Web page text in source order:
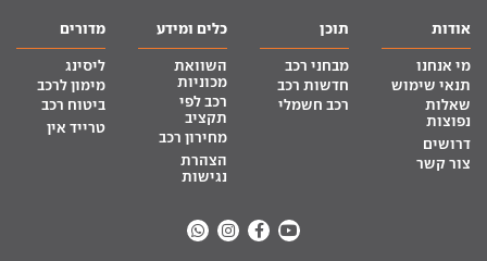
אודות
מי אנחנו
תנאי שימוש
שאלות
נפוצות
דרושים
צור קשר
תוכן
מבחני רכב
חדשות רכב
רכב חשמלי
כלים ומידע
השוואת
מכוניות
רכב לפי
תקציב
מחירון רכב
הצהרת
נגישות
מדורים
ליסינג
מימון לרכב
ביטוח רכב
טרייד אין